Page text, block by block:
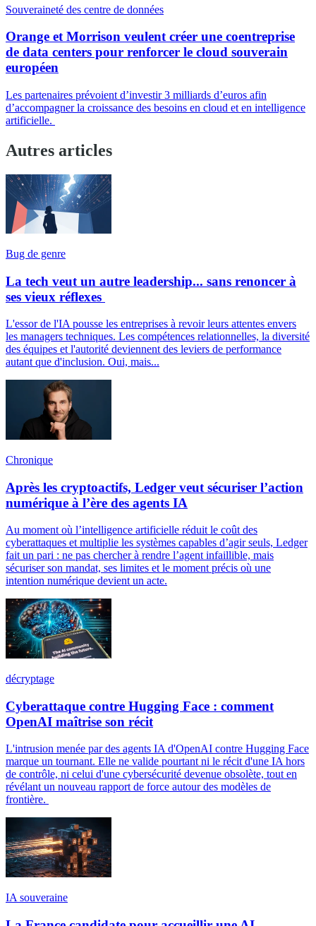
Souveraineté des centre de données
Orange et Morrison veulent créer une coentreprise
de data centers pour renforcer le cloud souverain
européen
Les partenaires prévoient d’investir 3 milliards d’euros afin
d’accompagner la croissance des besoins en cloud et en intelligence
artificielle.
Autres articles
Bug de genre
La tech veut un autre leadership... sans renoncer à
ses vieux réflexes
L'essor de l'IA pousse les entreprises à revoir leurs attentes envers
les managers techniques. Les compétences relationnelles, la diversité
des équipes et l'autorité deviennent des leviers de performance
autant que d'inclusion. Oui, mais...
Chronique
Après les cryptoactifs, Ledger veut sécuriser l’action
numérique à l’ère des agents IA
Au moment où l’intelligence artificielle réduit le coût des
cyberattaques et multiplie les systèmes capables d’agir seuls, Ledger
fait un pari : ne pas chercher à rendre l’agent infaillible, mais
sécuriser son mandat, ses limites et le moment précis où une
intention numérique devient un acte.
décryptage
Cyberattaque contre Hugging Face : comment
OpenAI maîtrise son récit
L'intrusion menée par des agents IA d'OpenAI contre Hugging Face
marque un tournant. Elle ne valide pourtant ni le récit d'une IA hors
de contrôle, ni celui d'une cybersécurité devenue obsolète, tout en
révélant un nouveau rapport de force autour des modèles de
frontière.
IA souveraine